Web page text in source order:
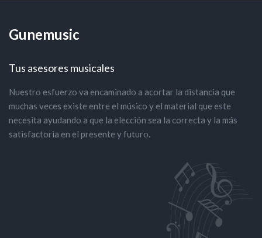
Gunemusic
Tus asesores musicales
Nuestro esfuerzo va encaminado a acortar la distancia que
muchas veces existe entre el músico y el material que este
necesita ayudando a que la elección sea la correcta y la más
satisfactoria en el presente y futuro.